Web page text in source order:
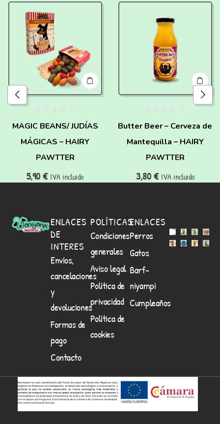
MAGIC BEANS/ JUDÍAS
MÁGICAS – HAIRY
PAWTTER
5,90€ IVA incluido
Butter Beer – Cerveza de
Mantequilla – HAIRY
PAWTTER
3,80€ IVA incluido
ENLACES
DE
INTERES
Envíos,
cancelaciones
y
devoluciones
Formas de
pago
Contacto
POLÍTICAS
Condiciones
generales
Aviso legal
Política de
privacidad
Política de
cookies
ENLACES
Perros
Gatos
Barf-
niyampi
Cumpleaños